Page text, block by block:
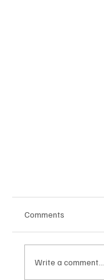
Comments
Write a comment...